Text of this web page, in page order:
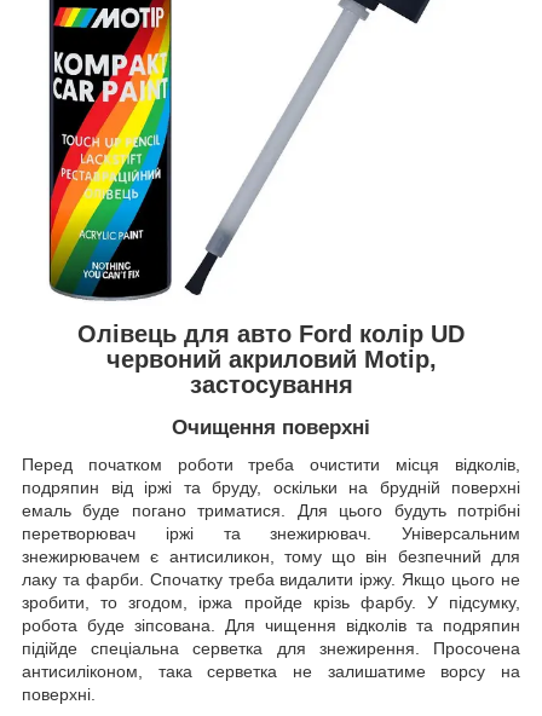
Олівець для авто Ford колір UD
червоний акриловий Motip,
застосування
Очищення поверхні
Перед початком роботи треба очистити місця відколів,
подряпин від іржі та бруду, оскільки на брудній поверхні
емаль буде погано триматися. Для цього будуть потрібні
перетворювач іржі та знежирювач. Універсальним
знежирювачем є антисиликон, тому що він безпечний для
лаку та фарби. Спочатку треба видалити іржу. Якщо цього не
зробити, то згодом, іржа пройде крізь фарбу. У підсумку,
робота буде зіпсована. Для чищення відколів та подряпин
підійде спеціальна серветка для знежирення. Просочена
антисиліконом, така серветка не залишатиме ворсу на
поверхні.